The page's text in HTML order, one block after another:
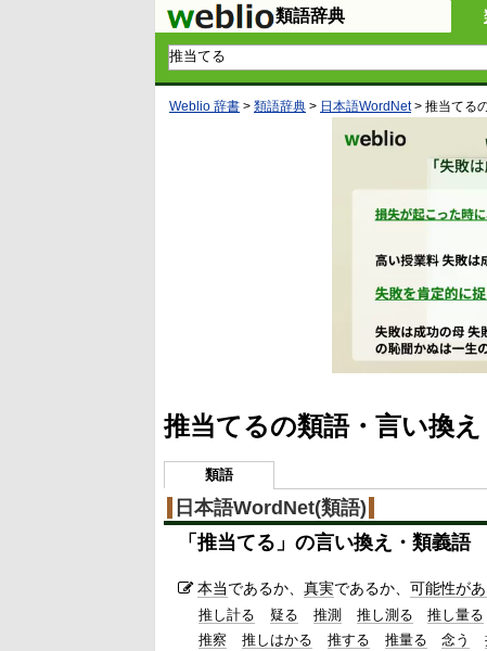
類語辞典
Weblio 辞書 > 類語辞典 > 日本語WordNet> 推当てる
推当てるの類語・言い換
類語
日本語WordNet(類語)
「 推当てる 」の言い換え・類義語
本当であるか、 真実であるか、 可能性が
推し計る 疑る 推測 推し測る 推し量る
推察
推しはかる 推する 推量る 念う